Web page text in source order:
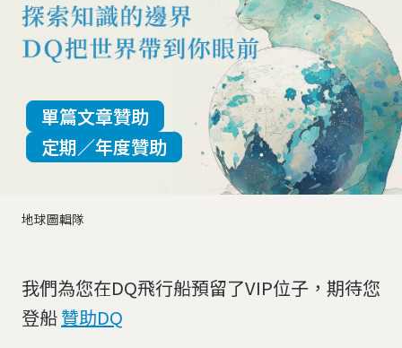
地球圖輯隊
單篇文章贊助
定期／年度贊助
我們為您在DQ飛行船預留了VIP位子，期待您
登船贊助DQ